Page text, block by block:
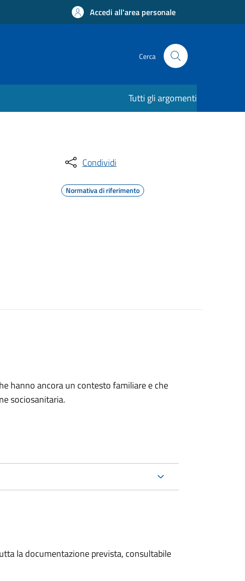
Accedi all'area personale
Cerca
Tutti gli argomenti
Condividi
Normativa di riferimento
hanno ancora un contesto familiare e che
sociosanitaria.
la documentazione prevista, consultabile